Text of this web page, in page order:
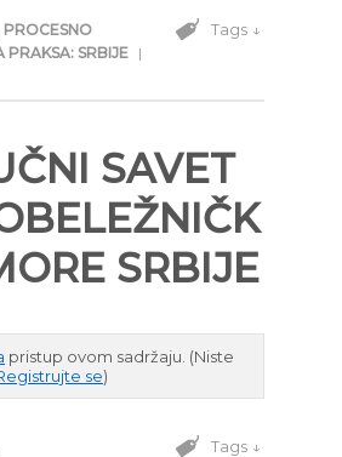
PROCESNO
PRAKSA: SRBIJE
|
Tags ↓
SAVET
SRBIJE
pristup ovom sadržaju. (Niste
se)
Tags ↓